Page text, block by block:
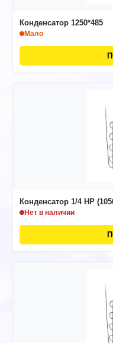
Конденсатор 1250*485
Мало
Конденсатор 1/4 НР
Нет в наличии